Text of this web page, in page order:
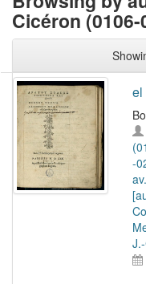
Cicéron (0106-
el
-